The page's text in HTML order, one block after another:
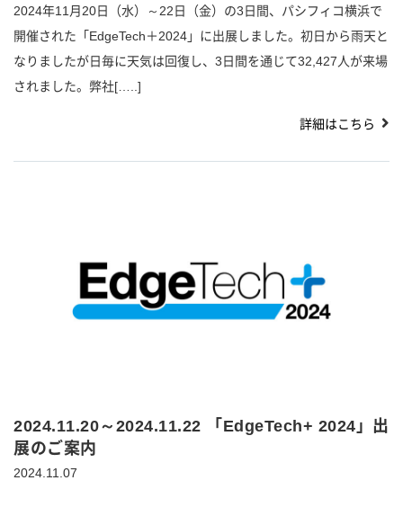
2024年11月20日（水）～22日（金）の3日間、パシフィコ横浜で
開催された「EdgeTech＋2024」に出展しました。初日から雨天と
なりましたが日毎に天気は回復し、3日間を通じて32,427人が来場
されました。弊社[…..]
詳細はこちら
2024.11.20～2024.11.22 「EdgeTech+ 2024」出
展のご案内
2024.11.07